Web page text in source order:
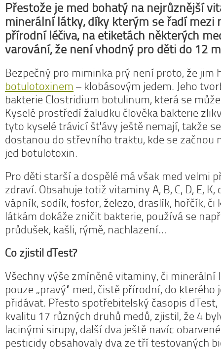
Přestože je med bohatý na nejrůznější
minerální látky, díky kterým se řadí mezi
přírodní léčiva, na etiketách některých
varování, že není vhodný pro děti do 12
Bezpečný pro miminka prý není proto, že jim
botulotoxinem – klobásovým jedem. Jeho
bakterie Clostridium botulinum, která se
Kyselé prostředí žaludku člověka bakterie
tyto kyselé trávicí šťávy ještě nemají, takže
dostanou do střevního traktu, kde se začnou
jed botulotoxin.
Pro děti starší a dospělé má však med velmi
zdraví. Obsahuje totiž vitaminy A, B, C, D, E,
vápník, sodík, fosfor, železo, draslík, hořčík,
látkám dokáže zničit bakterie, používá se
průdušek, kašli, rýmě, nachlazení…
Co zjistil dTest?
Všechny výše zmíněné vitaminy, či minerální
pouze „pravý“ med, čistě přírodní, do kterého
přidávat. Přesto spotřebitelský časopis
kvalitu 17 různých druhů medů, zjistil, že 4
lacinými sirupy, další dva ještě navíc
pesticidy obsahovaly dva ze tří testovaných